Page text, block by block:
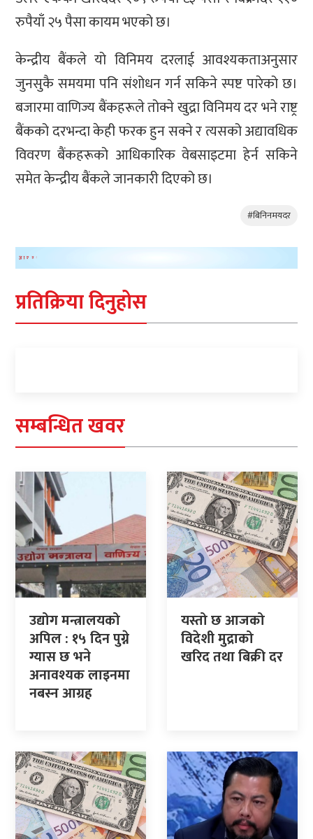
रुपैयाँ २५ पैसा कायम भएको छ।
केन्द्रीय बैंकले यो विनिमय दरलाई आवश्यकताअनुसार
जुनसुकै समयमा पनि संशोधन गर्न सकिने स्पष्ट पारेको छ।
बजारमा वाणिज्य बैंकहरूले तोक्ने खुद्रा विनिमय दर भने राष्ट्र
बैंकको दरभन्दा केही फरक हुन सक्ने र त्यसको अद्यावधिक
विवरण बैंकहरूको आधिकारिक वेबसाइटमा हेर्न सकिने
समेत केन्द्रीय बैंकले जानकारी दिएको छ।
#बिनिनमयदर
प्रतिक्रिया दिनुहोस
सम्बन्धित खवर
उद्योग मन्त्रालयको
अपिल : १५ दिन पुग्ने
ग्यास छ भने
अनावश्यक लाइनमा
नबस्न आग्रह
यस्तो छ आजको
विदेशी मुद्राको
खरिद तथा बिक्री दर